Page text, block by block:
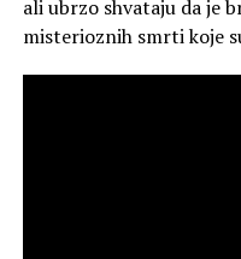
ali ubrzo shvataju da je
misterioznih smrti koje